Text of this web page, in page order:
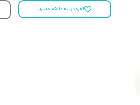
افزودن به علاقه مندی